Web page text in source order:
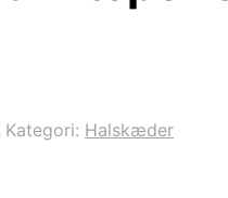
Kategori: Halskæder